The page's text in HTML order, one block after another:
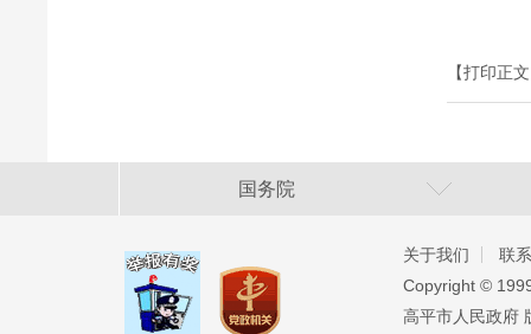
【打印正
国务院
关于我们
联
Copyright ©️
高平市人民政府